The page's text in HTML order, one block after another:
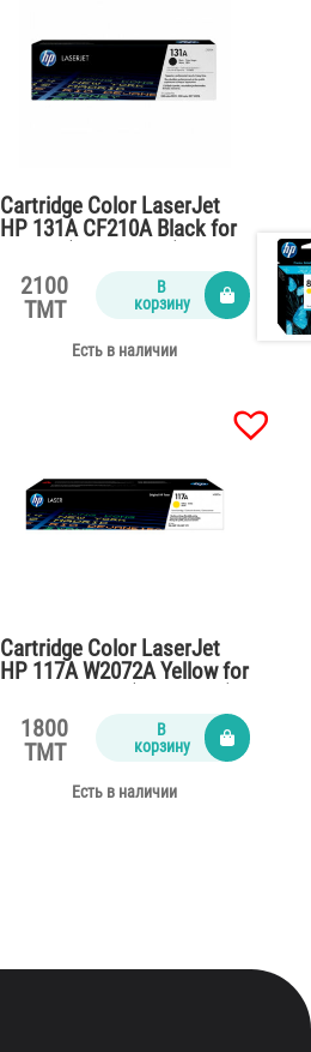
Cartridge Color LaserJet
HP 131A CF210A Black for
2100
TMT
В
корзину
Есть в наличии
Cartridge Color LaserJet
HP 117A W2072A Yellow for
1800
TMT
В
корзину
Есть в наличии